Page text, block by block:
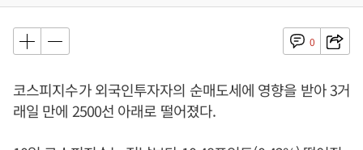
0
코스피지수가 외국인투자자의 순매도세에 영향을 받아 3거
래일 만에 2500선 아래로 떨어졌다.